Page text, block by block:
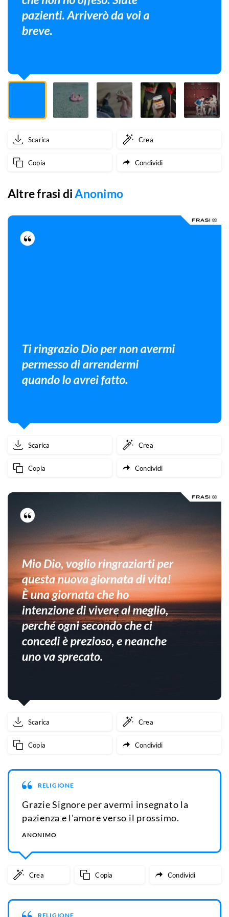
ho
offeso.
pazienti.
Arriverò
da
voi
a
Scarica Crea
Copia Condividi
Altre frasi diAnonimo
Scarica Crea
Copia Condividi
Scarica Crea
Copia Condividi
RELIGIONE
Grazie Signore per avermi insegnato la
pazienza e l'amore verso il prossimo.
ANONIMO
Crea Copia Condividi
RELIGIONE